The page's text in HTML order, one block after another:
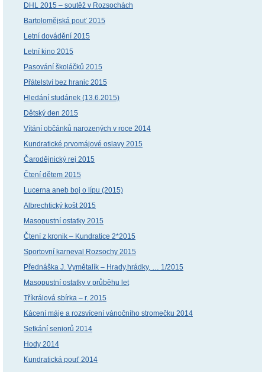
DHL 2015 – soutěž v Rozsochách
Bartolomějská pouť 2015
Letní dovádění 2015
Letní kino 2015
Pasování školáčků 2015
Přátelství bez hranic 2015
Hledání studánek (13.6.2015)
Dětský den 2015
Vítání občánků narozených v roce 2014
Kundratické prvomájové oslavy 2015
Čarodějnický rej 2015
Čtení dětem 2015
Lucerna aneb boj o lípu (2015)
Albrechtický košt 2015
Masopustní ostatky 2015
Čtení z kronik – Kundratice 2*2015
Sportovní karneval Rozsochy 2015
Přednáška J. Vymětalík – Hrady,hrádky, … 1/2015
Masopustní ostatky v průběhu let
Tříkrálová sbírka – r. 2015
Kácení máje a rozsvícení vánočního stromečku 2014
Setkání seniorů 2014
Hody 2014
Kundratická pouť 2014